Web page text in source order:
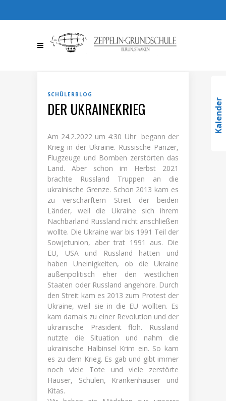
367095123
info@zeppelin-
gs.de
SCHÜLERBLOG
DER UKRAINEKRIEG
Am 24.2.2022 um 4:30 Uhr begann der
Krieg in der Ukraine. Russische Panzer,
Flugzeuge und Bomben zerstörten das
Land. Aber schon im Herbst 2021
brachte Russland Truppen an die
ukrainische Grenze. Schon 2013 kam es
zu verschärftem Streit der beiden
Länder, weil die Ukraine sich ihrem
Nachbarland Russland nicht anschließen
wollte. Die Ukraine war bis 1991 Teil der
Sowjetunion, aber trat 1991 aus. Die
EU, USA und Russland hatten und
haben Uneinigkeiten, ob die Ukraine
außenpolitisch eher den westlichen
Staaten oder Russland angehöre. Durch
den Streit kam es 2013 zum Protest der
Ukraine, weil sie in die EU wollten. Es
kam damals zu einer Revolution und der
ukrainische Präsident floh. Russland
nutzte die Situation und nahm die
ukrainische Halbinsel Krim ein. So kam
es zu dem Krieg. Es gab und gibt immer
noch viele Tote und viele zerstörte
Häuser, Schulen, Krankenhäuser und
Kitas.
Kalender